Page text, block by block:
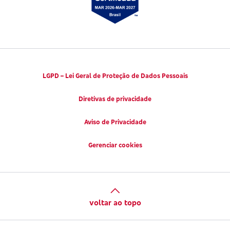
LGPD – Lei Geral de Proteção de Dados Pessoais
Diretivas de privacidade
Aviso de Privacidade
Gerenciar cookies
voltar ao topo